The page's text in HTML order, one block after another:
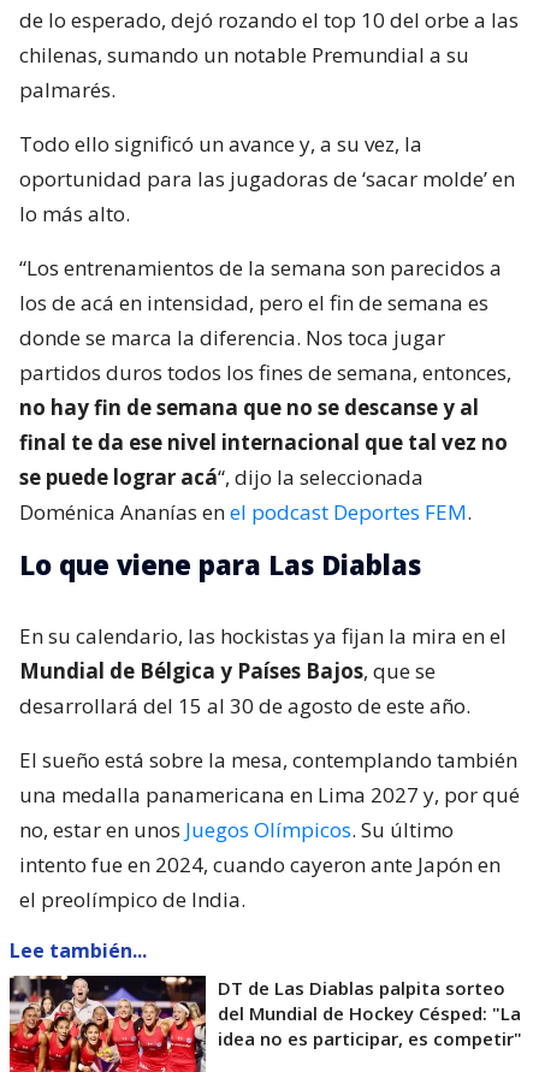
de lo esperado, dejó rozando el top 10 del orbe a las
chilenas, sumando un notable Premundial a su
palmarés.
Todo ello significó un avance y, a su vez, la
oportunidad para las jugadoras de ‘sacar molde’ en
lo más alto.
“Los entrenamientos de la semana son parecidos a
los de acá en intensidad, pero el fin de semana es
donde se marca la diferencia. Nos toca jugar
partidos duros todos los fines de semana, entonces,
no hay fin de semana que no se descanse y al
final te da ese nivel internacional que tal vez no
se puede lograr acá“, dijo la seleccionada
Doménica Ananías enel podcast Deportes FEM.
Lo que viene para Las Diablas
En su calendario, las hockistas ya fijan la mira en el
Mundial de Bélgica y Países Bajos, que se
desarrollará del 15 al 30 de agosto de este año.
El sueño está sobre la mesa, contemplando también
una medalla panamericana en Lima 2027 y, por qué
no, estar en unos Juegos Olímpicos. Su último
intento fue en 2024, cuando cayeron ante Japón en
el preolímpico de India.
Lee también...
DT de Las Diablas palpita sorteo
del Mundial de Hockey Césped: "La
idea no es participar, es competir"